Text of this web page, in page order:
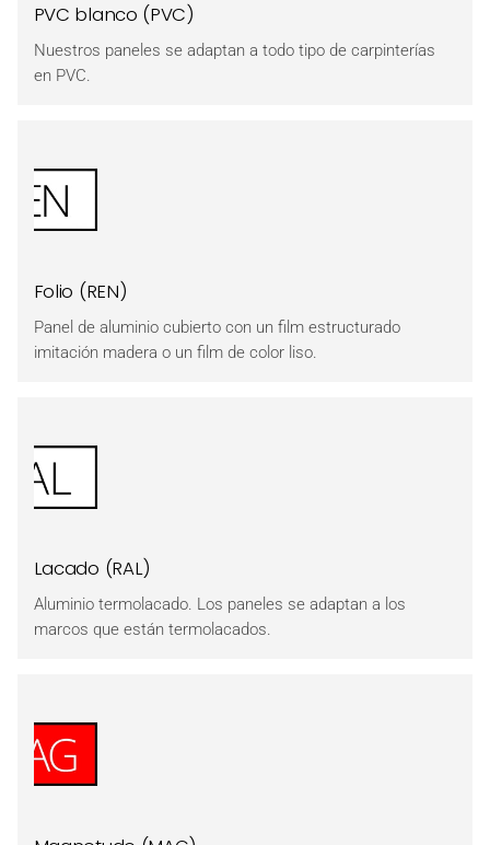
PVC blanco (PVC)
Nuestros paneles se adaptan a todo tipo de carpinterías
en PVC.
Folio (REN)
Panel de aluminio cubierto con un film estructurado
imitación madera o un film de color liso.
Lacado (RAL)
Aluminio termolacado. Los paneles se adaptan a los
marcos que están termolacados.